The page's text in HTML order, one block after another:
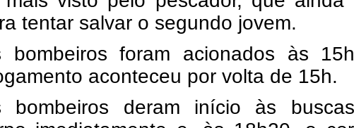
tentar salvar o segundo jovem.
bombeiros foram acionados às
aconteceu por volta de 15h.
bombeiros deram início às